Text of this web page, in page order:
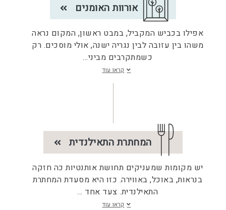
אורוות האומנים
אפילו בכביש המקביל, במבט ראשון, המקום נראה
משהו בין עזובה לבין נגריה ישנה, אולי מוסכים. רק
כשמתקרבים מביני...
קראו עוד
המחתרת התאילנדית
יש מקומות שמעניקים תחושת אותנטיות כה חזקה
בנראות, באוכל, באווירה. כזו היא מסעדת המחתרת
התאילנדית. צעד אחד ...
קראו עוד